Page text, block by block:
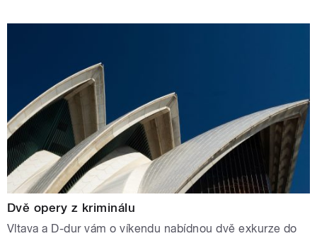
Dvě opery z kriminálu
Vltava a D-dur vám o víkendu nabídnou dvě exkurze do